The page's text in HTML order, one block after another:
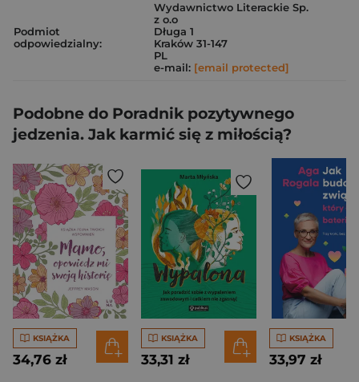
Podmiot
odpowiedzialny:
Wydawnictwo Literackie Sp.
z o.o
Długa 1
Kraków 31-147
PL
e-mail: [email protected]
Podobne do Poradnik pozytywnego
jedzenia. Jak karmić się z miłością?
KSIĄŻKA
34,76 zł
KSIĄŻKA
33,31 zł
KSIĄŻKA
33,97 zł